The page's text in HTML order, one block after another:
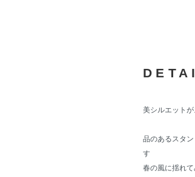
美シルエット
品のあるスタ
す
春の風に揺れ